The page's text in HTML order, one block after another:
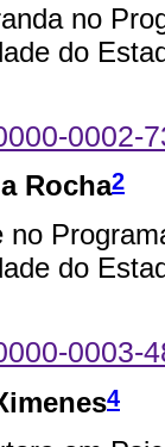
no
do
0002-
Rocha2
no
do
0003-
4